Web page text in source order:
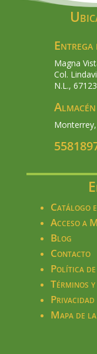
Entrega
Magna
Col.
N.L.,
Almacén
Catálogo
Acceso a
Blog
Contacto
Política de
Términos
Privacidad
Mapa de